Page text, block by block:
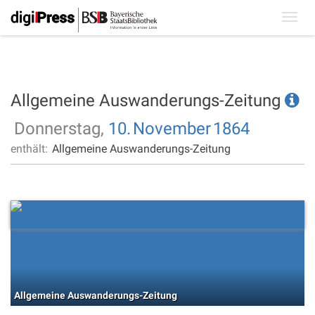
Allgemeine Auswanderungs-Zeitung
Donnerstag, 10. November1864
enthält: Allgemeine Auswanderungs-Zeitung
Allgemeine Auswanderungs-Zeitung